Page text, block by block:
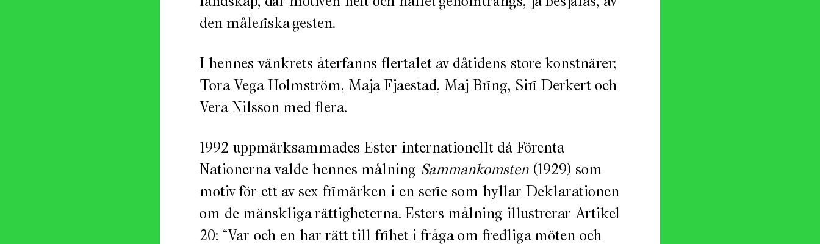
den måleriska gesten.
I hennes vänkrets återfanns flertalet av dåtidens store konstnärer;
Tora Vega Holmström, Maja Fjaestad, Maj Bring, Siri Derkert och
Vera Nilsson med flera.
1992 uppmärksammades Ester internationellt då Förenta
Nationerna valde hennes målning Sammankomsten(1929) som
motiv för ett av sex frimärken i en serie som hyllar Deklarationen
om de mänskliga rättigheterna. Esters målning illustrerar Artikel
20: “Var och en har rätt till frihet i fråga om fredliga möten och